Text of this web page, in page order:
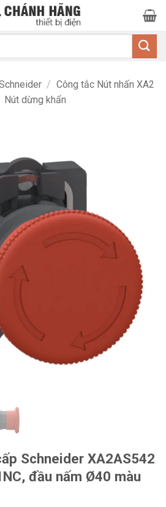
/ Công tắc Nút nhấn XA2
Nút dừng khẩn
Schneider XA2AS542
đầu nấm Ø40 màu